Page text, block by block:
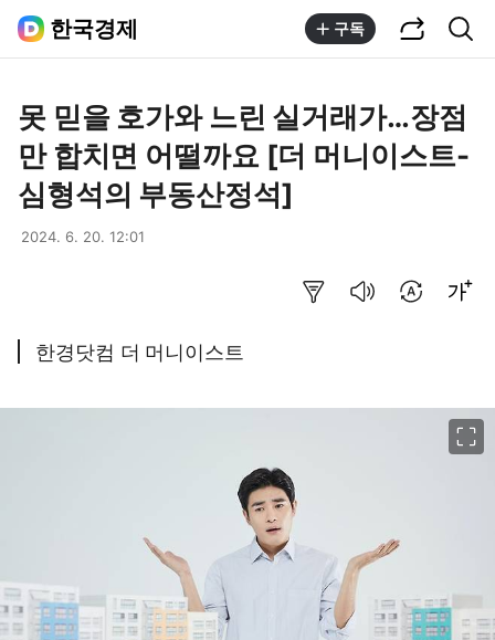
한국경제 구독
못 믿을 호가와 느린 실거래가…장점
만 합치면 어떨까요 [더 머니이스트-
심형석의 부동산정석]
2024. 6. 20. 12:01
한경닷컴 더 머니이스트